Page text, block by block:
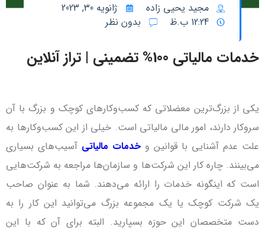
مجید یحیی زاده
ژانویه 30, 2023
12:24 ب.ظ
بدون نظر
خدمات مالیاتی 100% تضمینی | تراز آنلاین
یکی از بزرگ‌ترین معضلاتی که کسب‌وکارهای کوچک و بزرگ با آن
سروکار دارند، امور مالی مالیاتی است. خیلی از این کسب‌وکارها به
علت عدم آشنایی با قوانین و خدمات مالیاتی آسیب‌های بسیاری
می‌بینند. چاره کار این شرکت‌ها و سازمان‌ها مراجعه به شرکت‌هایی
است که اینگونه خدمات را ارائه می‌دهند. شما به عنوان صاحب
یک شرکت کوچک یا یک مجموعه بزرگ می‌توانید این کار را به
دست متخصصان این حوزه بسپارید. البته برای آن که با این